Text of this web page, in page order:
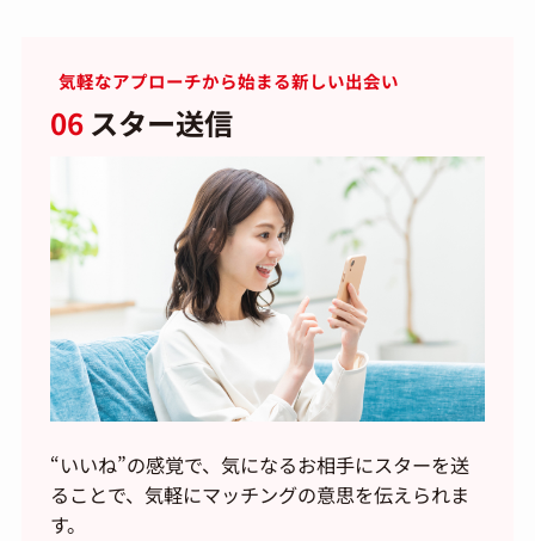
気軽なアプローチから始まる新しい出会い
06 スター送信
“いいね”の感覚で、気になるお相手にスターを送
ることで、気軽にマッチングの意思を伝えられま
す。